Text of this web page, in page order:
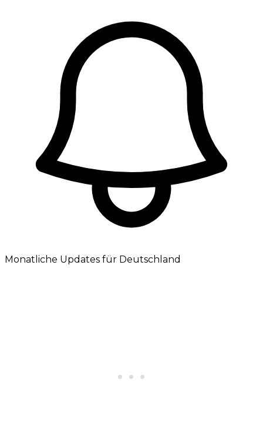
Monatliche Updates für Deutschland